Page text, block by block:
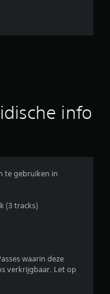
e
n
info
te gebruiken in
(3 tracks)
waarin deze
verkrijgbaar. Let op